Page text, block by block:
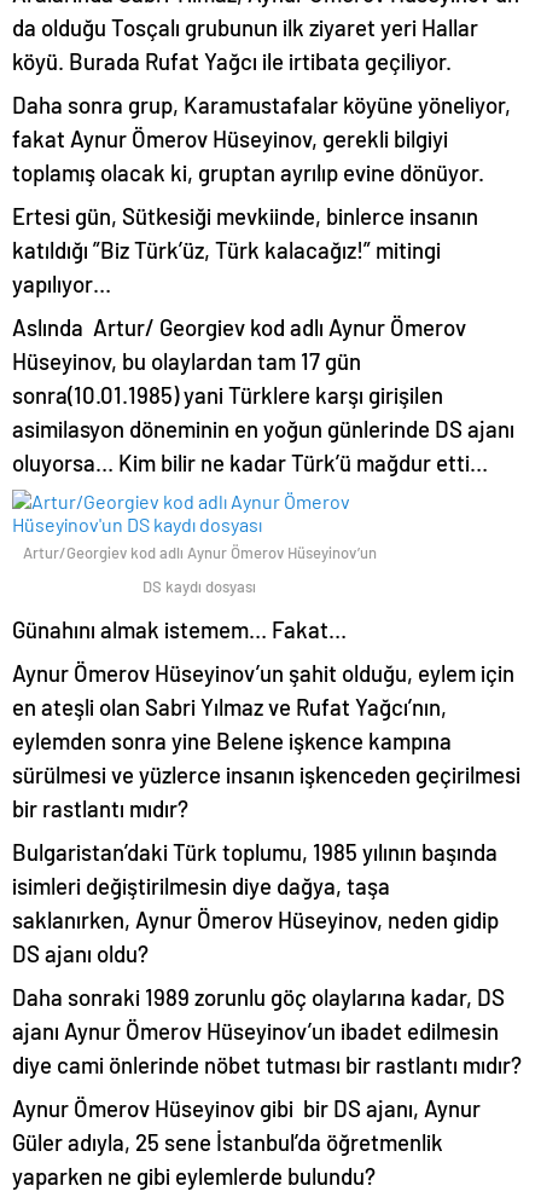
da olduğu Tosçalı grubunun ilk ziyaret yeri Hallar
köyü. Burada Rufat Yağcı ile irtibata geçiliyor.
Daha sonra grup, Karamustafalar köyüne yöneliyor,
fakat Aynur Ömerov Hüseyinov, gerekli bilgiyi
toplamış olacak ki, gruptan ayrılıp evine dönüyor.
Ertesi gün, Sütkesiği mevkiinde, binlerce insanın
katıldığı ”Biz Türk’üz, Türk kalacağız!” mitingi
yapılıyor…
Aslında Artur/ Georgiev kod adlı Aynur Ömerov
Hüseyinov, bu olaylardan tam 17 gün
sonra(10.01.1985) yani Türklere karşı girişilen
asimilasyon döneminin en yoğun günlerinde DS ajanı
oluyorsa… Kim bilir ne kadar Türk’ü mağdur etti…
Artur/Georgiev kod adlı Aynur Ömerov Hüseyinov’un
DS kaydı dosyası
Günahını almak istemem… Fakat…
Aynur Ömerov Hüseyinov’un şahit olduğu, eylem için
en ateşli olan Sabri Yılmaz ve Rufat Yağcı’nın,
eylemden sonra yine Belene işkence kampına
sürülmesi ve yüzlerce insanın işkenceden geçirilmesi
bir rastlantı mıdır?
Bulgaristan’daki Türk toplumu, 1985 yılının başında
isimleri değiştirilmesin diye dağya, taşa
saklanırken, Aynur Ömerov Hüseyinov, neden gidip
DS ajanı oldu?
Daha sonraki 1989 zorunlu göç olaylarına kadar, DS
ajanı Aynur Ömerov Hüseyinov’un ibadet edilmesin
diye cami önlerinde nöbet tutması bir rastlantı mıdır?
Aynur Ömerov Hüseyinov gibi bir DS ajanı, Aynur
Güler adıyla, 25 sene İstanbul’da öğretmenlik
yaparken ne gibi eylemlerde bulundu?